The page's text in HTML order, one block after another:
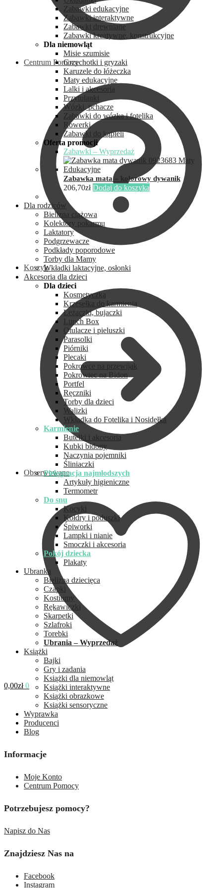
Centrum Pomocy
Koszyk
Obserwowane
0,00zł 0
Zabawki edukacyjne
Zabawki interaktywne
Zabawki drewniane
Zabawki kreatywne, konstrukcyjne
Dla niemowląt
Misie szumisie
Grzechotki i gryzaki
Karuzele do łóżeczka
Maty edukacyjne
Lalki i akcesoria
Przytulanki
Wózki, pchacze
Zabawki do wózka i fotelika
Rowerki
Zabawki do kąpieli
Oferta promocji
Zabawki – Wyprzedaż
Zabawka mata – kolorowy dywanik
206,70zł Dodaj do koszyka
Dla rodziców
Bielizna ciążowa
Kolektory pokarmu
Laktatory
Podgrzewacze
Podkłady poporodowe
Torby dla Mamy
Wkładki laktacyjne, osłonki
Akcesoria dla dzieci
Dla dzieci
Kosmetyczka
Krzesełka do karmienia
Leżaczki, bujaczki
Lunch Box
Otulacze i pieluszki
Parasolki
Piórniki
Plecaki
Pokrowce na przewijak
Pokrowiec na Bidon
Portfel
Ręczniki
Torby dla dzieci
Walizki
Wkładka do Fotelika i Nosidełka
Karmienie
Butelki i akcesoria
Kubki bidony
Naczynia pojemniki
Śliniaczki
Pielęgnacja najmłodszych
Artykuły higieniczne
Termometr
Do snu
Kocyki
Kołdry i poduszki
Śpiworki
Lampki i nianie
Smoczki i akcesoria
Pokój dziecka
Plakaty
Ubranka
Bielizna dziecięca
Czapki
Kostiumy
Rękawiczki
Skarpetki
Szlafroki
Torebki
Ubrania – Wyprzedaż
Książki
Bajki
Gry i zadania
Książki dla niemowląt
Książki interaktywne
Książki obrazkowe
Książki sensoryczne
Wyprawka
Producenci
Blog
Informacje
Moje Konto
Centrum Pomocy
Potrzebujesz pomocy?
Napisz do Nas
Znajdziesz Nas na
Facebook
Instagram